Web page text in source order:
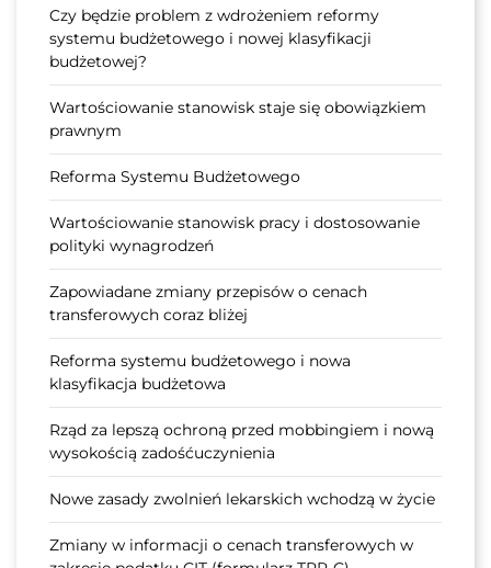
Czy będzie problem z wdrożeniem reformy
systemu budżetowego i nowej klasyfikacji
budżetowej?
Wartościowanie stanowisk staje się obowiązkiem
prawnym
Reforma Systemu Budżetowego
Wartościowanie stanowisk pracy i dostosowanie
polityki wynagrodzeń
Zapowiadane zmiany przepisów o cenach
transferowych coraz bliżej
Reforma systemu budżetowego i nowa
klasyfikacja budżetowa
Rząd za lepszą ochroną przed mobbingiem i nową
wysokością zadośćuczynienia
Nowe zasady zwolnień lekarskich wchodzą w życie
Zmiany w informacji o cenach transferowych w